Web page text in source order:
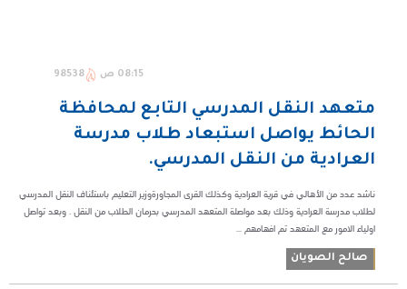
08:15 ص 98538
متعهد النقل المدرسي التابع لمحافظة
الحائط يواصل استبعاد طلاب مدرسة
العرادية من النقل المدرسي.
ناشد عدد من الأهالي في قرية العرادية وكذلك القرى المجاورةوزير التعليم باستئناف النقل المدرسي
لطلاب مدرسة العرادية وذلك بعد مواصلة المتعهد المدرسي بحرمان الطلاب من النقل . وبعد تواصل
اولياء الامور مع المتعهد تم افهامهم ...
صالح الصويان